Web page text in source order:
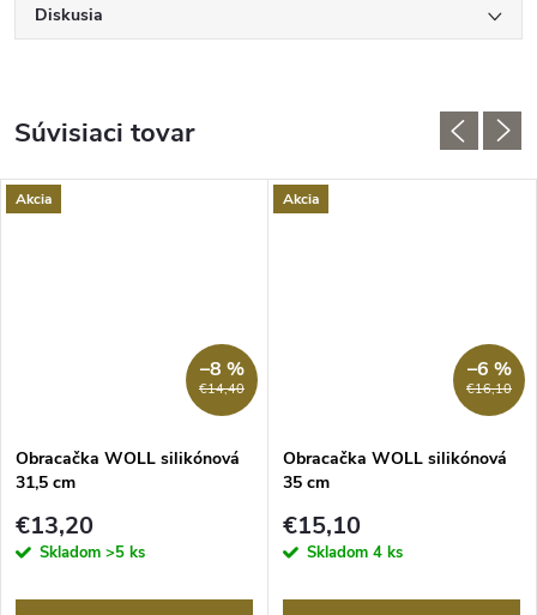
Diskusia
Súvisiaci tovar
Akcia
€14,40
–8 %
Obracačka WOLL silikónová
31,5 cm
€13,20
Skladom >5 ks
Akcia
€16,10
–6 %
Obracačka WOLL silikónová
35 cm
€15,10
Skladom 4 ks